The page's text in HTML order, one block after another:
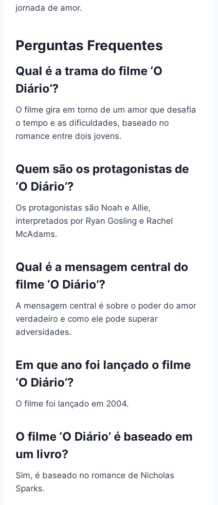
jornada de amor.
Perguntas Frequentes
Qual é a trama do filme ‘O
Diário’?
O filme gira em torno de um amor que desafia
o tempo e as dificuldades, baseado no
romance entre dois jovens.
Quem são os protagonistas de
‘O Diário’?
Os protagonistas são Noah e Allie,
interpretados por Ryan Gosling e Rachel
McAdams.
Qual é a mensagem central do
filme ‘O Diário’?
A mensagem central é sobre o poder do amor
verdadeiro e como ele pode superar
adversidades.
Em que ano foi lançado o filme
‘O Diário’?
O filme foi lançado em 2004.
O filme ‘O Diário’ é baseado em
um livro?
Sim, é baseado no romance de Nicholas
Sparks.